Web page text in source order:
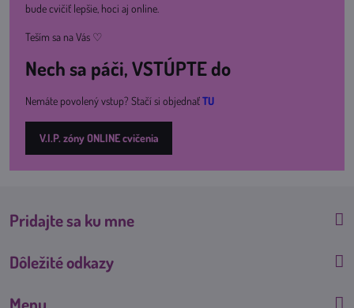
bude cvičiť lepšie, hoci aj online.
Teším sa na Vás ♡
Nech sa páči, VSTÚPTE do
Nemáte povolený vstup? Stačí si objednaťTU
V.I.P. zóny ONLINE cvičenia
Pridajte sa ku mne
Dôležité odkazy
Menu